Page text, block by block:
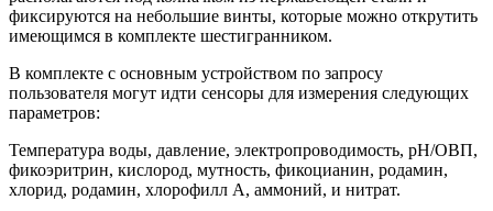
фиксируются на небольшие винты, которые можно открутить
имеющимся в комплекте шестигранником.
В комплекте с основным устройством по запросу
пользователя могут идти сенсоры для измерения следующих
параметров:
Температура воды, давление, электропроводимость, pH/ОВП,
фикоэритрин, кислород, мутность, фикоцианин, родамин,
хлорид, родамин, хлорофилл A, аммоний, и нитрат.